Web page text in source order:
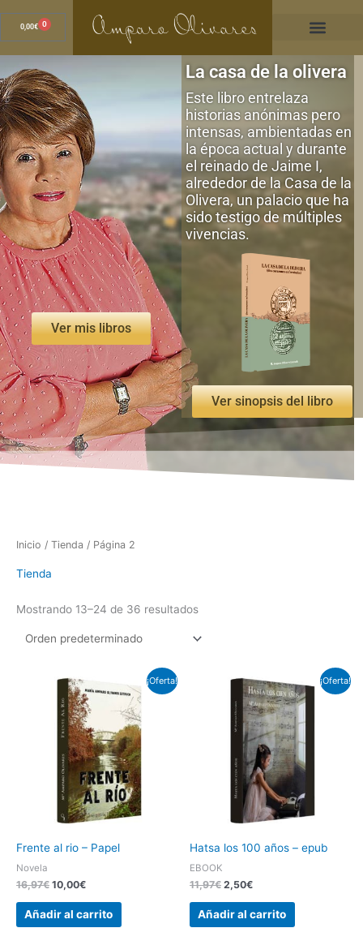
contenido
0,00€ 0
Cart
Ver mis libros
La casa de la olivera
Este libro entrelaza
historias anónimas pero
intensas, ambientadas en
la época actual y durante
el reinado de Jaime I,
alrededor de la Casa de la
Olivera, un palacio que ha
sido testigo de múltiples
vivencias.
Ver sinopsis del libro
Inicio / Tienda / Página 2
Tienda
Mostrando 13–24 de 36 resultados
¡Oferta!
Frente al rio – Papel
Novela
16,97€
El
precio
original
era:
16,97€.
10,00€
precio
actual
es:
10,00€.
Añadir al carrito
¡Oferta!
Hatsa los 100 años – epub
EBOOK
11,97€
El
precio
original
era:
11,97€.
2,50€
El
precio
actual
es:
2,50€.
Añadir al carrito